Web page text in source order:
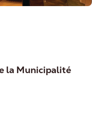
la Municipalité